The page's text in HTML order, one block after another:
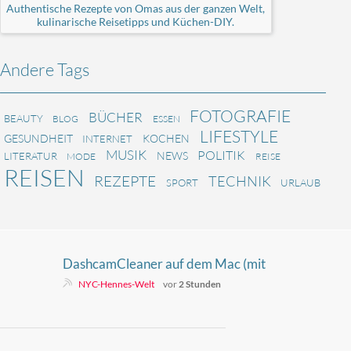
Authentische Rezepte von Omas aus der ganzen Welt,
kulinarische Reisetipps und Küchen-DIY.
Andere Tags
BEAUTY BLOG BÜCHER ESSEN FOTOGRAFIE
GESUNDHEIT INTERNET KOCHEN LIFESTYLE
LITERATUR MODE MUSIK NEWS POLITIK REISE
REISEN REZEPTE SPORT TECHNIK URLAUB
DashcamCleaner auf dem Mac (mit
M-Prozessoren) – Kennzeichen und
NYC-Hennes-Welt vor2 Stunden